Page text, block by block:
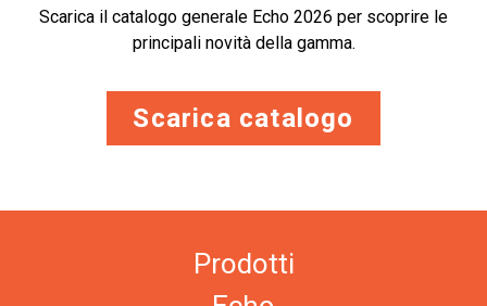
Scarica il catalogo generale Echo 2026 per scoprire le
principali novità della gamma.
Scarica catalogo
Prodotti